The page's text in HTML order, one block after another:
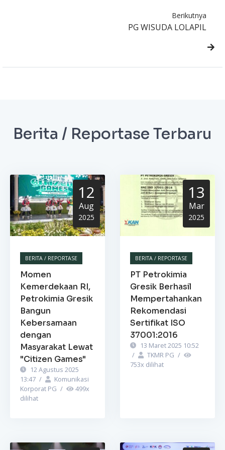
Berikutnya
PG WISUDA LOLAPIL
Berita / Reportase Terbaru
12
Aug
2025
BERITA / REPORTASE
Momen
Kemerdekaan RI,
Petrokimia Gresik
Bangun
Kebersamaan
dengan
Masyarakat Lewat
"Citizen Games"
12 Agustus 2025
13:47 /
Komunikasi
Korporat PG / 499x
dilihat
13
Mar
2025
BERITA / REPORTASE
PT Petrokimia
Gresik Berhasil
Mempertahankan
Rekomendasi
Sertifikat ISO
37001:2016
13 Maret 2025 10:52
/
TKMR PG /
753x dilihat